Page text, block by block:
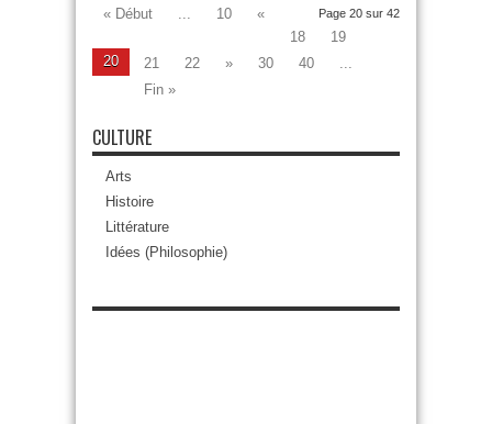
Page 20 sur 42
« Début ... 10
«
18
19
20
21 22 » 30 40
...
Fin »
CULTURE
Arts
Histoire
Littérature
Idées (Philosophie)